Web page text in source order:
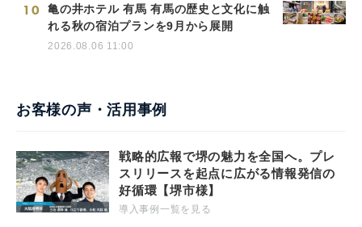
10
亀の井ホテル 有馬 有馬の歴史と文化に触
れる秋の宿泊プランを9月から展開
2026.08.06 11:00
お客様の声・活用事例
戦略的広報で堺の魅力を全国へ。プレ
スリリースを起点に広がる情報発信の
好循環【堺市様】
導入事例一覧を見る